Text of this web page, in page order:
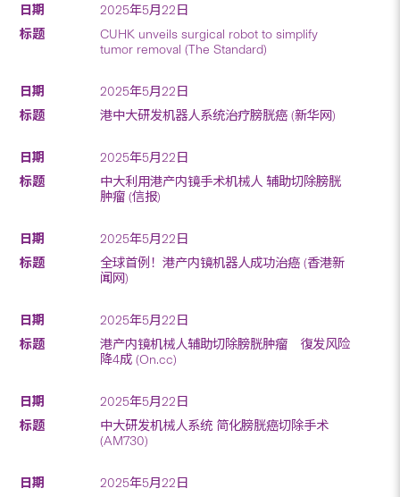
2025年5月22日
CUHK unveils surgical robot to simplify
tumor removal (The Standard)
2025年5月22日
港中大研发机器人系统治疗膀胱癌 (新华网)
2025年5月22日
中大利用港产内镜手术机械人 辅助切除膀胱
肿瘤 (信报)
2025年5月22日
全球首例！港产内镜机器人成功治癌 (香港新
闻网)
2025年5月22日
港产内镜机械人辅助切除膀胱肿瘤 復发风险
降4成 (On.cc)
2025年5月22日
中大研发机械人系统 简化膀胱癌切除手术
(AM730)
2025年5月22日